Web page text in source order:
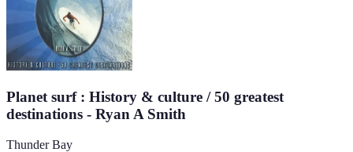
Planet surf : History & culture / 50 greatest
destinations - Ryan A Smith
Thunder Bay